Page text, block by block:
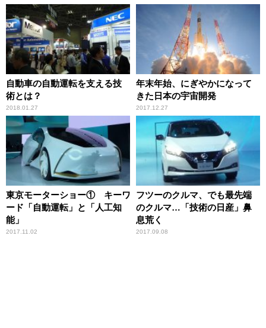
自動車の自動運転を支える技
術とは？
2018.01.27
年末年始、にぎやかになって
きた日本の宇宙開発
2017.12.27
東京モーターショー① キーワ
ード「自動運転」と「人工知
能」
2017.11.02
フツーのクルマ、でも最先端
のクルマ…「技術の日産」鼻
息荒く
2017.09.08